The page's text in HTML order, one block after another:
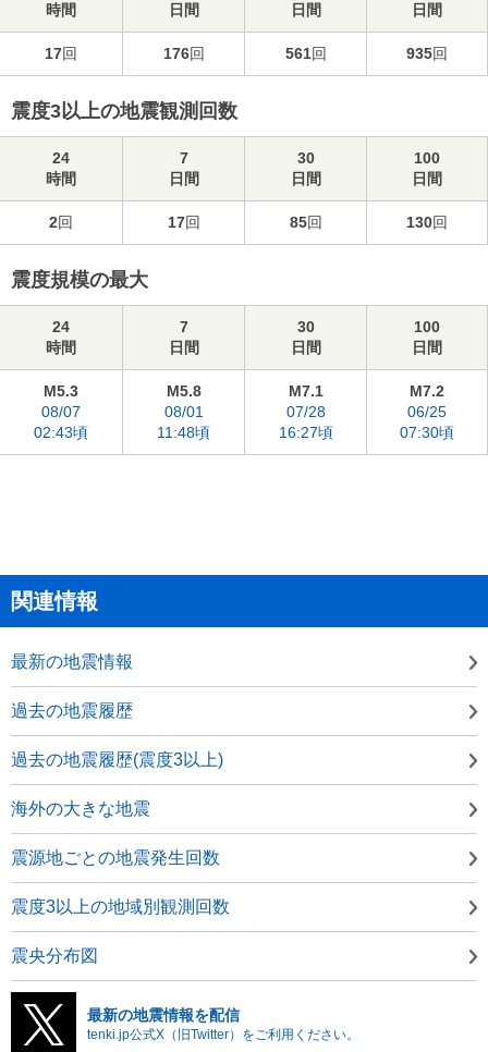
時間
日間
日間
日間
17回 176回 561回 935回
震度3以上の地震観測回数
24
時間
7
日間
30
日間
100
日間
2回 17回 85回 130回
震度規模の最大
24
時間
7
日間
30
日間
100
日間
M5.3
08/07
02:43頃
M5.8
08/01
11:48頃
M7.1
07/28
16:27頃
M7.2
06/25
07:30頃
関連情報
最新の地震情報
過去の地震履歴
過去の地震履歴(震度3以上)
海外の大きな地震
震源地ごとの地震発生回数
震度3以上の地域別観測回数
震央分布図
最新の地震情報を配信
tenki.jp公式X（旧Twitter）をご利用ください。